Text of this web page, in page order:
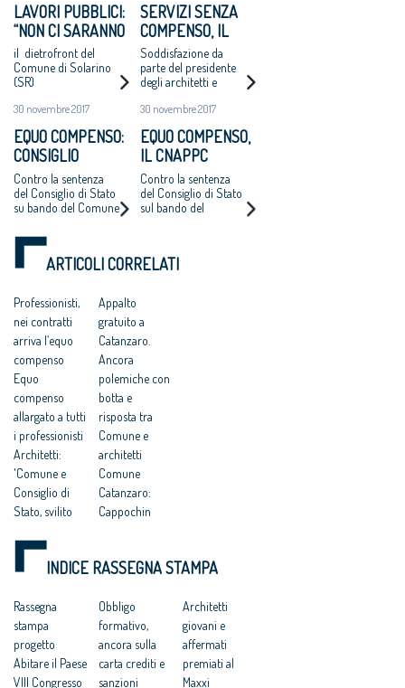
LAVORI PUBBLICI:
“NON CI SARANNO
ALTRI ‘CASI
CATANZARO’ - MAI
PIÙ INCARICHI DI
PROGETTAZIONE
AD UN EURO”
il dietrofront del
Comune di Solarino
(SR)
30 novembre 2017
EQUO COMPENSO:
CONSIGLIO
NAZIONALE
ARCHITETTI
RICORRE ALLA
CORTE EUROPEA
DEI DIRITTI
DELL’UOMO
Contro la sentenza
del Consiglio di Stato
su bando del Comune
Cappochin “è una
pericolosa istigazione
a delinquere”
una competitività
basata su
fondamentalismi
monetari e finalizzata
a tutelare gli interessi
dei grandi gruppi
finanziari”
SERVIZI SENZA
COMPENSO, IL
COMUNE DI
SOLARINO RITIRA
I BANDI DI
PROGETTAZIONE
A UN EURO
Soddisfazione da
parte del presidente
degli architetti e
bando di Catanzaro si
all'aggiudicazione
30 novembre 2017
EQUO COMPENSO,
IL CNAPPC
RICORRE ALLA
CORTE EUROPEA
DEI DIRITTI
Contro la sentenza
del Consiglio di Stato
sul bando del
Piano Strutturale
ARTICOLI CORRELATI
Professionisti,
nei contratti
arriva l’equo
compenso
Equo
compenso
allargato a tutti
i professionisti
Architetti:
'Comune e
Consiglio di
Stato, svilito
pubblico'
Catanzaro:
Consiglio di
Stato hanno
svilito
l’interesse
pubblico”
Appalto
gratuito a
Catanzaro.
Ancora
polemiche con
botta e
risposta tra
Comune e
architetti
Comune
Catanzaro:
Cappochin
serie B”
Catanzaro:
“aberrante
sentenza del
Consiglio di
Stato che
INDICE RASSEGNA STAMPA
Rassegna
stampa
progetto
Abitare il Paese
VIII Congresso
Obbligo
formativo,
ancora sulla
carta crediti e
sanzioni
Architetti
giovani e
affermati
premiati al
Maxxi